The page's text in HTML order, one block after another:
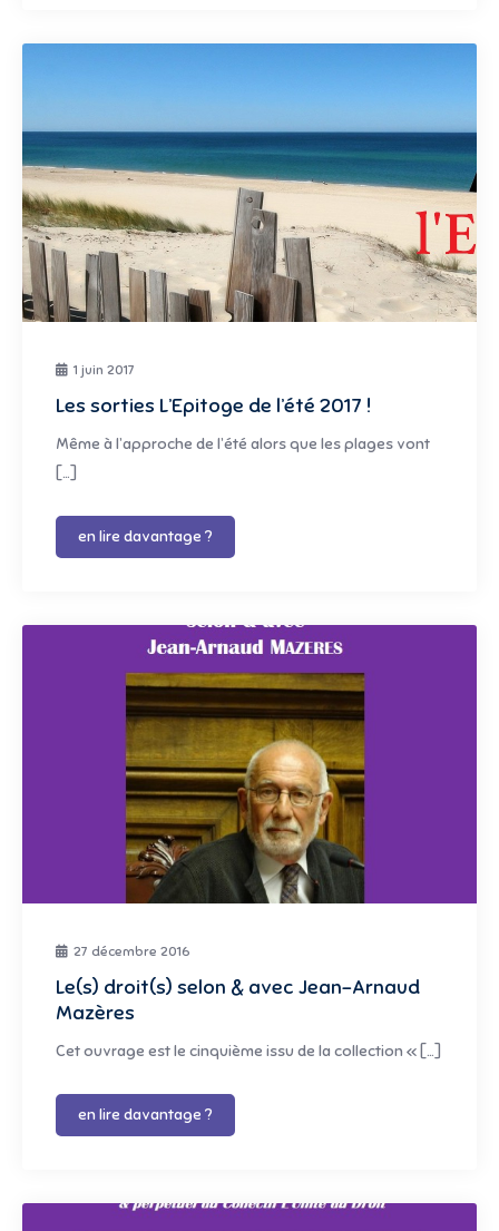
1 juin 2017
Les sorties L’Epitoge de l’été 2017 !
Même à l’approche de l’été alors que les plages vont
[…]
en lire davantage ?
27 décembre 2016
Le(s) droit(s) selon & avec Jean-Arnaud
Mazères
Cet ouvrage est le cinquième issu de la collection « […]
en lire davantage ?